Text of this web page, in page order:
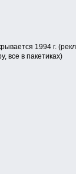
1994 г.
все в пакетиках)